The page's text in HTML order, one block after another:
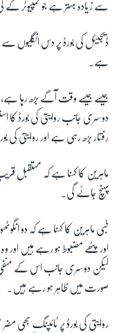
سے زیادہ بہتر ہے جو کمپیوٹر
ہے۔
جیسے جیسے وقت آگے بڑھ رہا ہے،
دوسری جانب روایتی کی بورڈ کا
رفتار بڑھ رہی ہے اور روایتی کی
ماہرین کا کہنا ہے کہ
پہنچ جائے گی۔
طبی ماہرین کا کہنا ہے کہ دو
اور پٹھے مضبوط ہو رہے ہیں
لیکن دوسری جانب اس کے منفی
صورت میں ظاہر ہو رہے ہیں۔
روایتی کی بورڈ پر ٹائپنگ بھی